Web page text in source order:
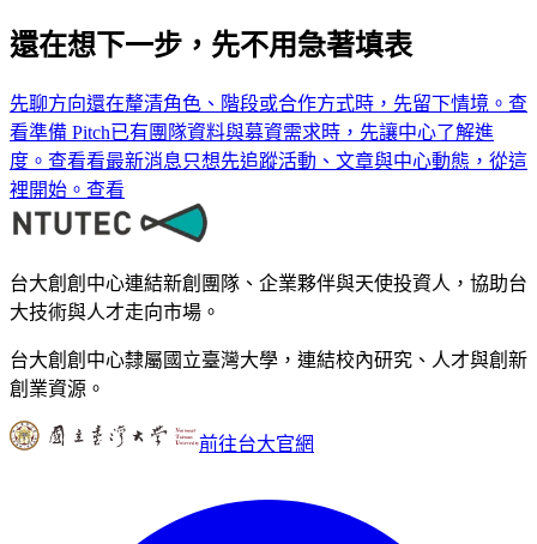
還在想下一步，先不用急著填表
先聊方向還在釐清角色、階段或合作方式時，先留下情境。 查
看準備 Pitch已有團隊資料與募資需求時，先讓中心了解進
度。 查看看最新消息只想先追蹤活動、文章與中心動態，從這
裡開始。 查看
台大創創中心連結新創團隊、企業夥伴與天使投資人，協助台
大技術與人才走向市場。
台大創創中心隸屬國立臺灣大學，連結校內研究、人才與創新
創業資源。
前往台大官網